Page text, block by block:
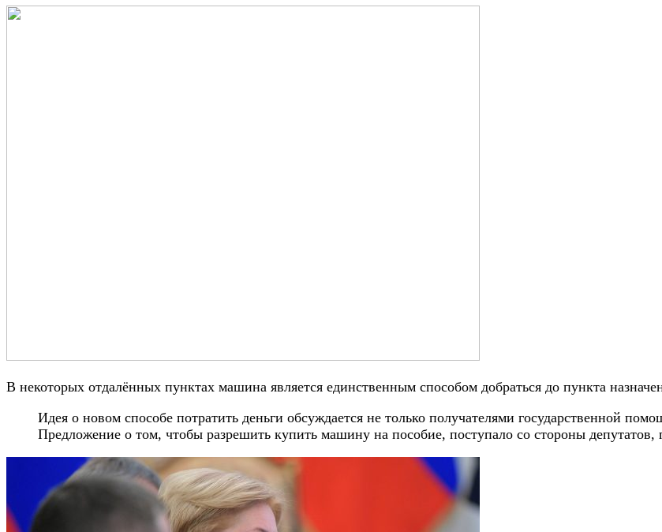
В некоторых отдалённых пунктах машина является единственным способом добраться до пункта
Идея о новом способе потратить деньги обсуждается не только получателями государственной
Предложение о том, чтобы разрешить купить машину на пособие, поступало со стороны